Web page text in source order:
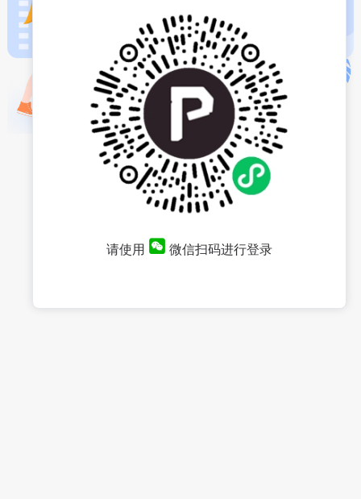
请使用 微信扫码进行登录